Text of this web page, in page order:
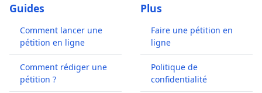
Guides
Comment lancer une
pétition en ligne
Comment rédiger une
pétition ?
Plus
Faire une pétition en
ligne
Politique de
confidentialité